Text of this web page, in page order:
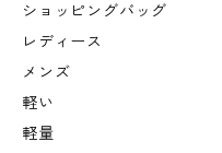
ショッピングバッグ
レディース
メンズ
軽い
軽量